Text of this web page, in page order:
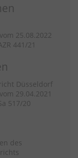
25.08.2022
441/21
Düsseldorf
29.04.2021
517/20
des